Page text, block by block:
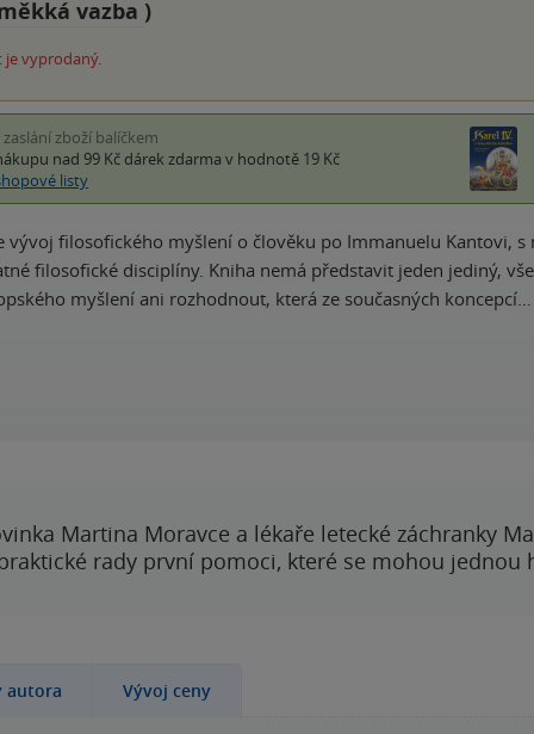
vazba )
vyprodaný.
zaslání zboží balíčkem
nad 99 Kč dárek zdarma v hodnotě 19 Kč
listy
vývoj filosofického myšlení o člověku po Immanuelu Kantovi,
filosofické disciplíny. Kniha nemá představit jeden jediný,
myšlení ani rozhodnout, která ze současných koncepcí…
Martina Moravce a lékaře letecké záchranky
rady první pomoci, které se mohou jednou
autora Vývoj ceny